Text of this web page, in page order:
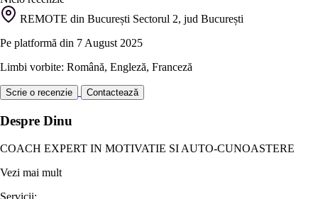
REMOTE din București Sectorul 2, jud București
Pe platformă din 7 August 2025
Limbi vorbite: Română, Engleză, Franceză
Scrie o recenzie Contactează
Despre Dinu
COACH EXPERT IN MOTIVATIE SI AUTO-CUNOASTERE
Vezi mai mult
Servicii: